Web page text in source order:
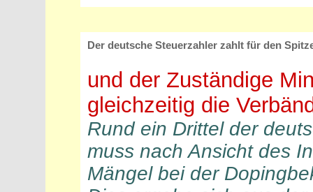
Der deutsche Steuerzahler zahlt für den
und der Zuständige
gleichzeitig die
Rund ein Drittel der
muss nach Ansicht des
Mängel bei der